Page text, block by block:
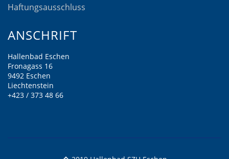
Haftungsausschluss
ANSCHRIFT
Hallenbad Eschen
Fronagass 16
9492 Eschen
Liechtenstein
+423 / 373 48 66